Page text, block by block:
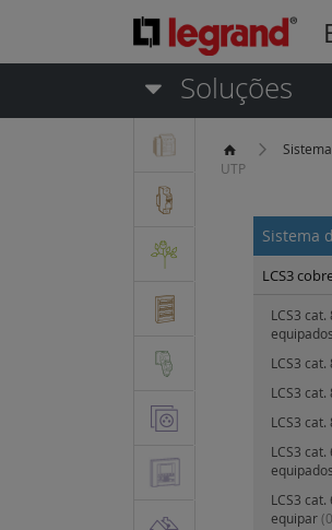
Soluções
UTP
Sistema
LCS3
LCS3
equipados
LCS3
LCS3
LCS3
LCS3
equipados
LCS3
equipar